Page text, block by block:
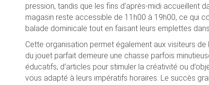
pression, tandis que les fins d’après-midi accueillent
magasin reste accessible de 11h00 à 19h00, ce qui
balade dominicale tout en faisant leurs emplettes
Cette organisation permet également aux visiteurs de
du jouet parfait demeure une chasse parfois
éducatifs, d’articles pour stimuler la créativité ou
vous adapté à leurs impératifs horaires. Le succès